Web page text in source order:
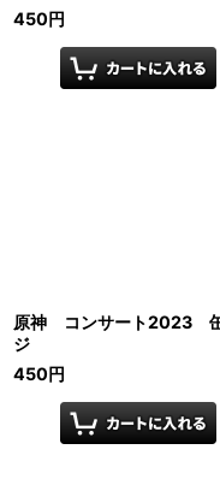
450円
原神 コンサート2023
ジ
450円